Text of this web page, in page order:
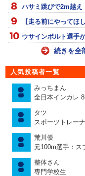
ハサミ跳びで2m越え
【走る前にやってほ
ウサインボルト選手
続きを全
人気投稿者一覧
みっちまん
全日本インカレ
タツ
スポーツトレー
荒川優
元100m選手：ス
整体さん
専門学校生